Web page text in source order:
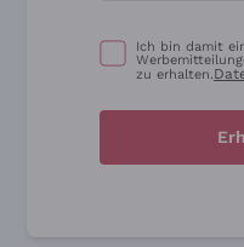
Ich bin damit
zu erhalten.